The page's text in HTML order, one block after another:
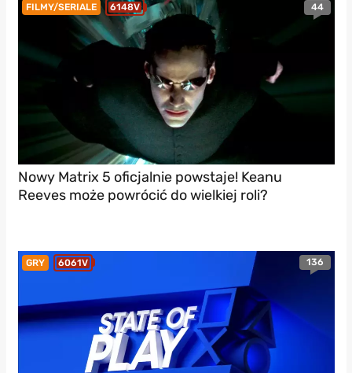
FILMY/SERIALE 6148V 44
Nowy Matrix 5 oficjalnie powstaje! Keanu
Reeves może powrócić do wielkiej roli?
GRY 6061V 136